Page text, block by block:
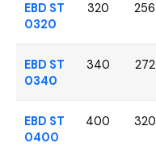
EBD ST
0320
320 256
EBD ST
0340
340 272
EBD ST
0400
400 320